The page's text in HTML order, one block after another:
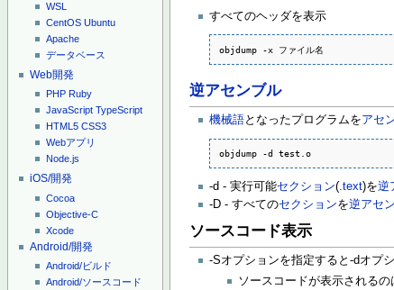
WSL
CentOS Ubuntu
Apache
データベース
Web開発
PHP Ruby
JavaScript TypeScript
HTML5 CSS3
Webアプリ
Node.js
iOS/開発
Cocoa
Objective-C
Xcode
Android/開発
Android/ビルド
Android/ソースコード
すべてのヘッダを表示
objdump -x ファイル名
逆アセンブル
機械語となったプログラムをアセ
objdump -d test.o
-d - 実行可能セクション( .text)を逆
-D - すべてのセクションを逆アセ
ソースコード表示
-Sオプションを指定すると-dオプ
ソースコードが表示される